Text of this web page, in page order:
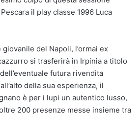
il play classe 1996 Luca
del Napoli, l’ormai ex
si trasferirà in Irpinia a titolo
futura rivendita
della sua esperienza, il
è per i lupi un autentico lusso,
200 presenze messe insieme tra